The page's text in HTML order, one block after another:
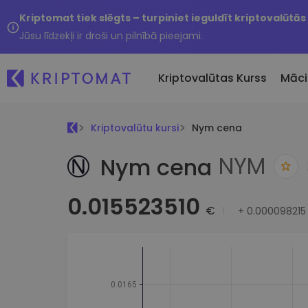
Kriptomat tiek slēgts – turpiniet ieguldīt kriptovalūtās
Jūsu līdzekļi ir droši un pilnībā pieejami.
Kriptovalūtas Kurss
Vairāk nekā 300 kriptovalūtu
Lielākie Ieguvēji un Zaudētāji
Atrodiet investīciju iespējas
Pērciet vairāk nekā 300
kriptovalūtas
Kripto maiņa
Vairāk nekā 1000 valūtu
Kriptovalūtu kursi Nym cena
Nym cena NYM
0.015523510 € +